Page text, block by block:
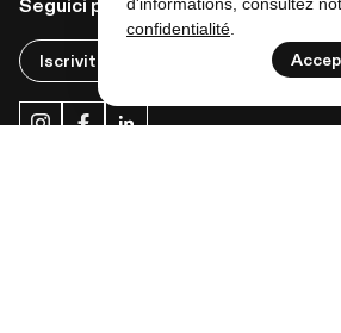
Seguici per avere tutte le notizie di
Iscriviti alla newsletter
confidentialité